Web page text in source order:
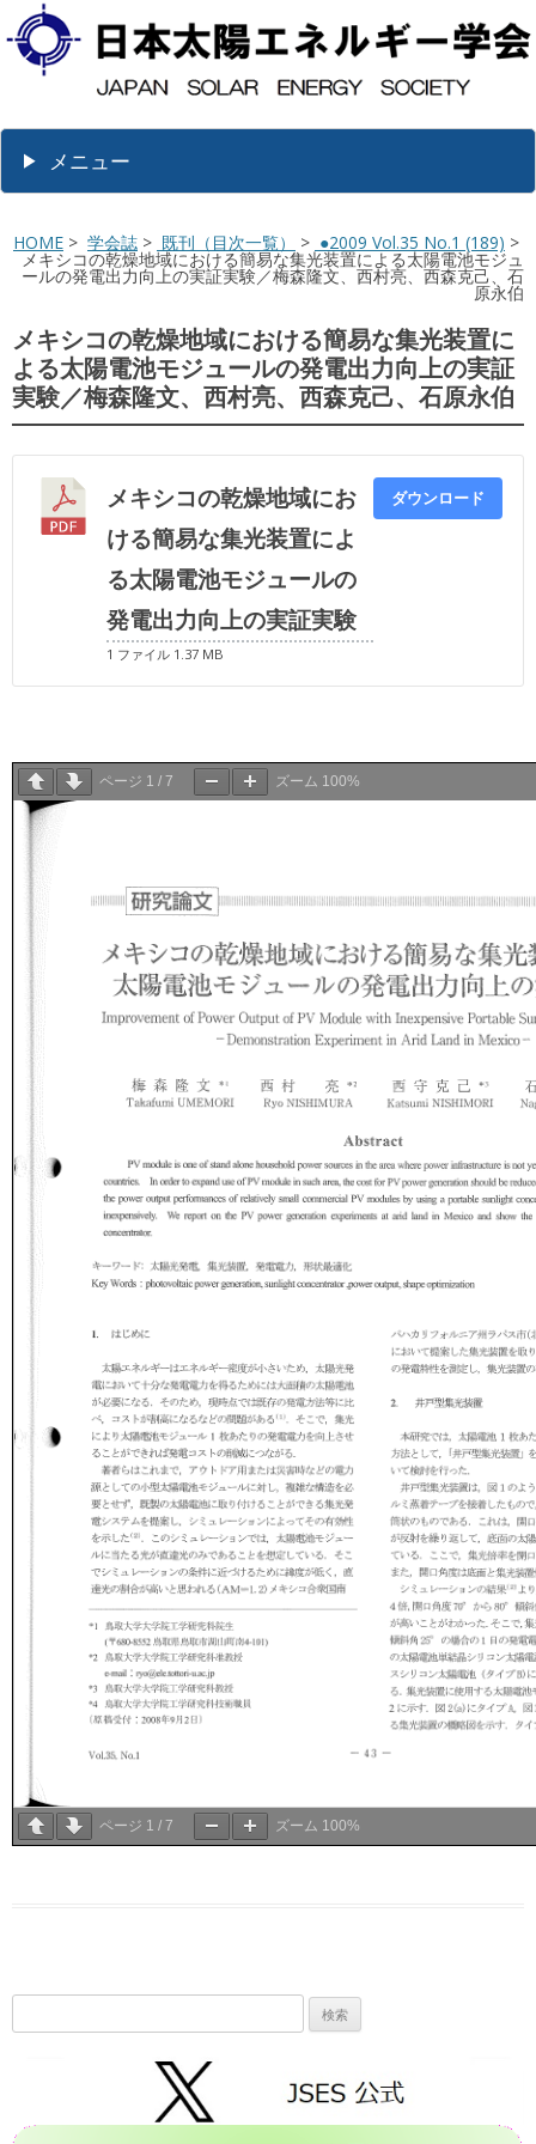
メニュー
HOME > 学会誌 > 既刊（目次一覧） > ●2009 Vol.35 No.1 (189) >
メキシコの乾燥地域における簡易な集光装置による太陽電池モジュ
ールの発電出力向上の実証実験／梅森隆文、西村亮、西森克己、石
原永伯
メキシコの乾燥地域における簡易な集光装置に
よる太陽電池モジュールの発電出力向上の実証
実験／梅森隆文、西村亮、西森克己、石原永伯
メキシコの乾燥地域にお
ける簡易な集光装置によ
る太陽電池モジュールの
発電出力向上の実証実験
1 ファイル 1.37 MB
ダウンロード
ページ 1 / 7 ズーム 100%
ページ 1 / 7 ズーム 100%
索: